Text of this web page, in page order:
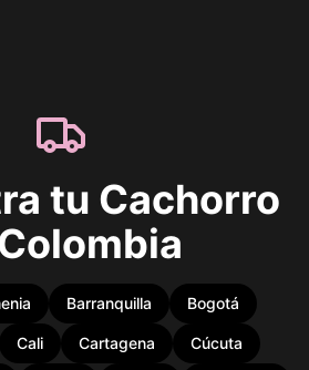
tu Cachorro
Barranquilla Bogotá
Cali Cartagena Cúcuta